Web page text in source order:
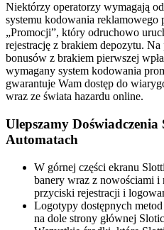
Niektórzy operatorzy wymagają
systemu kodowania reklamowego
„Promocji”, który odruchowo
rejestrację z brakiem depozytu.
bonusów z brakiem pierwszej
wymagany system kodowania
gwarantuje Wam dostęp do
wraz ze świata hazardu online.
Ulepszamy
Automatach
W górnej części ekranu
banery wraz z nowościami i
przyciski rejestracji i
Logotypy dostępnych
na dole strony głównej